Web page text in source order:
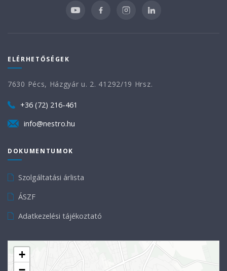
ELÉRHETŐSÉGEK
7630 Pécs, Házgyár u. 2. 41292/19 Hrsz.
+36 (72) 216-461
info@nestro.hu
DOKUMENTUMOK
Szolgáltatási árlista
ÁSZF
Adatkezelési tájékoztató
+